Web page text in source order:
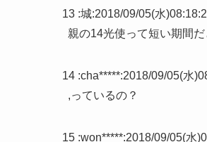
13 :城:2018/09/05(水
親の14光使って短い期間
14 :cha*****:2018/09/05(水
,っているの？
15 :won*****:2018/09/05(水